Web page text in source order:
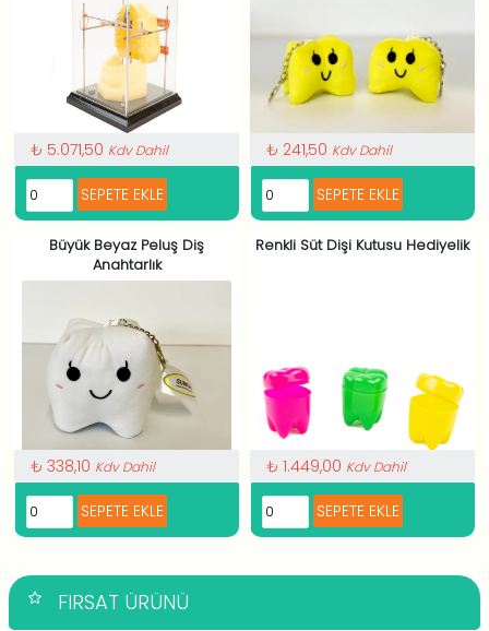
₺ 5.071,50 Kdv Dahil ₺ 241,50 Kdv Dahil
Büyük Beyaz Peluş Diş
Anahtarlık
₺ 338,10 Kdv Dahil
Renkli Süt Dişi Kutusu Hediyelik
₺ 1.449,00 Kdv Dahil
FIRSAT ÜRÜNÜ